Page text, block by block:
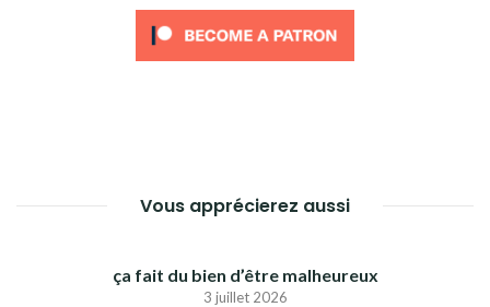
Vous apprécierez aussi
ça fait du bien d’être malheureux
3 juillet 2026